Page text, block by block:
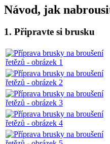
Návod, jak
1. Připravte si brusku